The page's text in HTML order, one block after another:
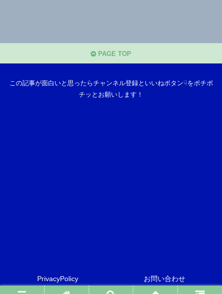
PAGE TOP
この記事が面白いと思ったらチャンネル登録といいねボタン☟をポチポ
チッとお願いします！
PrivacyPolicy お問い合わせ